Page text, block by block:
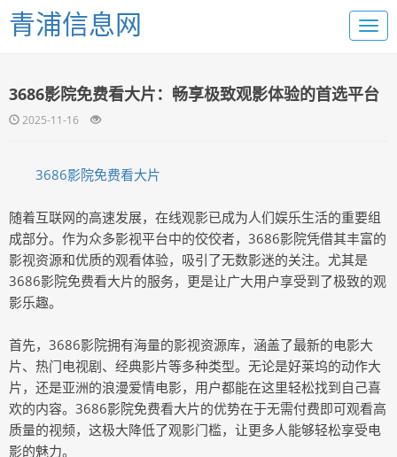
青浦信息网
3686影院免费看大片：畅享极致观影体验的首选平台
2025-11-16
3686影院免费看大片
随着互联网的高速发展，在线观影已成为人们娱乐生活的重要组
成部分。作为众多影视平台中的佼佼者，3686影院凭借其丰富的
影视资源和优质的观看体验，吸引了无数影迷的关注。尤其是
3686影院免费看大片的服务，更是让广大用户享受到了极致的观
影乐趣。
首先，3686影院拥有海量的影视资源库，涵盖了最新的电影大
片、热门电视剧、经典影片等多种类型。无论是好莱坞的动作大
片，还是亚洲的浪漫爱情电影，用户都能在这里轻松找到自己喜
欢的内容。3686影院免费看大片的优势在于无需付费即可观看高
质量的视频，这极大降低了观影门槛，让更多人能够轻松享受电
影的魅力。